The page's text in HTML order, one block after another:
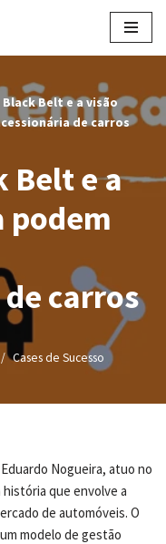
Black Belt e a visão
de carros
Belt e a
podem
carros
Cases de Sucesso
Nogueira, atuo no
que envolve a
de automóveis. O
modelo de gestão